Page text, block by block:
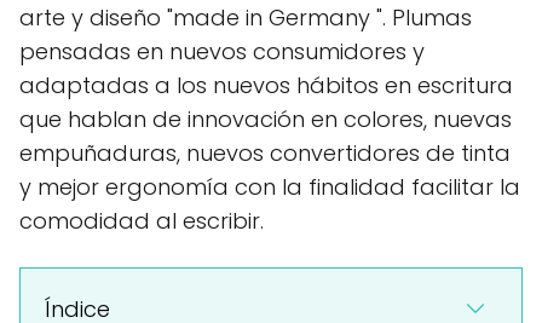
arte y diseño "made in Germany ". Plumas
pensadas en nuevos consumidores y
adaptadas a los nuevos hábitos en escritura
que hablan de innovación en colores, nuevas
empuñaduras, nuevos convertidores de tinta
y mejor ergonomía con la finalidad facilitar la
comodidad al escribir.
Índice